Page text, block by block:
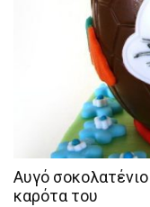
Αυγό
καρότα του